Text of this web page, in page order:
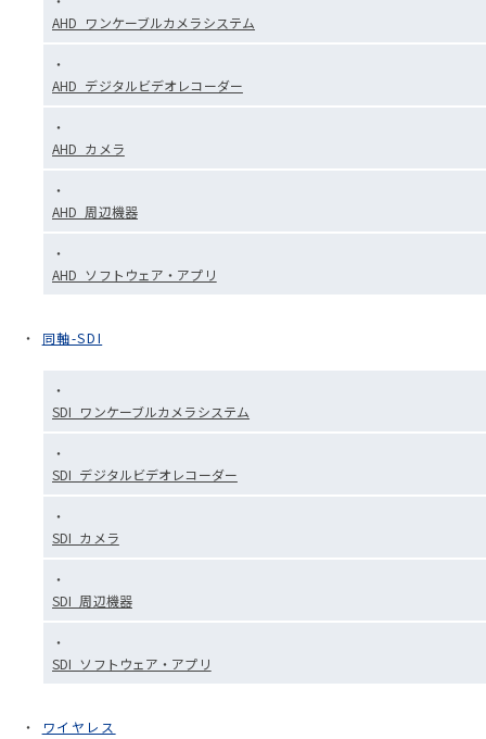
AHD_ワンケーブルカメラシステム
AHD_デジタルビデオレコーダー
AHD_カメラ
AHD_周辺機器
AHD_ソフトウェア・アプリ
同軸-SDI
SDI_ワンケーブルカメラシステム
SDI_デジタルビデオレコーダー
SDI_カメラ
SDI_周辺機器
SDI_ソフトウェア・アプリ
ワイヤレス